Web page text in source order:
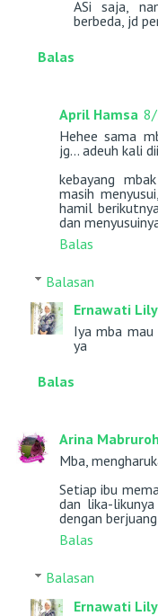
ASi saja,
berbeda, jd
Balas
April Hamsa
Hehee sama
jg... adeuh kali
kebayang
masih
hamil
dan
Balas
Balasan
Ernawati
Iya mba
ya
Balas
Arina Mabruroh
Mba,
Setiap ibu
dan lika-
dengan
Balas
Balasan
Ernawati